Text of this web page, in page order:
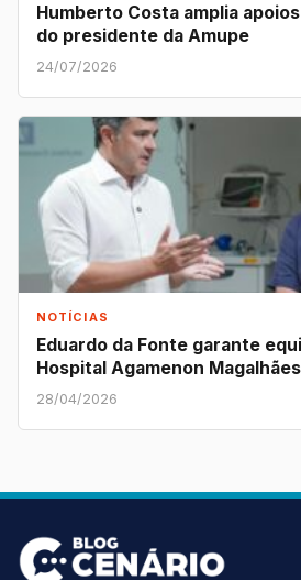
Humberto Costa amplia
do presidente da Amupe
24/07/2026
NOTÍCIAS
Eduardo da Fonte garante
Hospital Agamenon Magalhães
28/04/2026